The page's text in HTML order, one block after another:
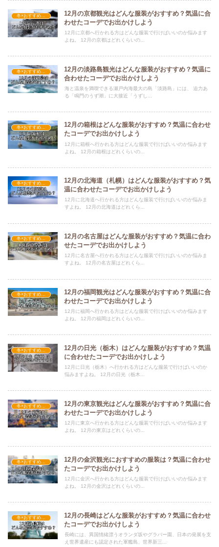
12月の京都観光はどんな服装がおすすめ？気温に合
わせたコーデでお出かけしよう
12月に京都へ行かれる方はどんな服装で行けばいいのか悩みます
よね。 12月の京都はどれくらいの...
12月の淡路島観光はどんな服装がおすすめ？気温に
合わせたコーデでお出かけしよう
海と温泉を満喫できる瀬戸内海最大の島「淡路島」には、 迫力あ
る「鳴門のうず潮」に大接近「うずし...
12月の箱根はどんな服装がおすすめ？気温に合わせ
たコーデでお出かけしよう
12月に箱根へ行かれる方はどんな服装で行けばいいのか悩みます
よね。 12月の箱根はどれくらいの...
12月の北海道（札幌）はどんな服装がおすすめ？気
温に合わせたコーデでお出かけしよう
12月に北海道へ行かれる方はどんな服装で行けばいいのか悩みま
すよね。 12月の北海道はどれくら...
冬×おすすめの服装
12月の名古屋はどんな服装がおすすめ？気温に合わ
せたコーデでお出かけしよう
12月に名古屋へ行かれる方はどんな服装で行けばいいのか悩みま
すよね。 12月の名古屋はどれくら...
冬×おすすめの服装
12月の福岡観光はどんな服装がおすすめ？気温に合
わせたコーデでお出かけしよう
12月に福岡へ行かれる方はどんな服装で行けばいいのか悩みます
よね。 12月の福岡はどれくらいの...
冬×おすすめの服装
12月の日光（栃木）はどんな服装がおすすめ？気温
に合わせたコーデでお出かけしよう
12月に日光（栃木）へ行かれる方はどんな服装で行けばいいのか
悩みますよね。 12月の日光（栃木...
冬×おすすめの服装
12月の東京観光はどんな服装がおすすめ？気温に合
わせたコーデでお出かけしよう
12月に東京へ行かれる方はどんな服装で行けばいいのか悩みます
よね。 12月の東京はどれくらいの...
冬×おすすめの服装
12月の金沢観光におすすめの服装は？気温に合わせ
たコーデでお出かけしよう
12月に金沢へ行かれる方はどんな服装で行けばいいのか悩みます
よね。 12月の金沢はどれくらいの...
12月の長崎はどんな服装がおすすめ？気温に合わせ
たコーデでお出かけしよう
長崎には、異国情緒漂うオランダ坂やグラバー園、日本の発展を支
え世界遺産にも認定された軍艦島、世界新三...